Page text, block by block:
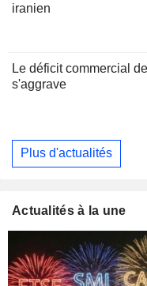
iranien
Le déficit commercial
s'aggrave
Plus d'actualités
Actualités à la une